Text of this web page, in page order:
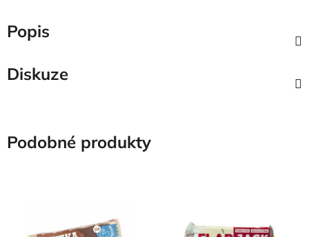
Popis
Diskuze
Podobné produkty